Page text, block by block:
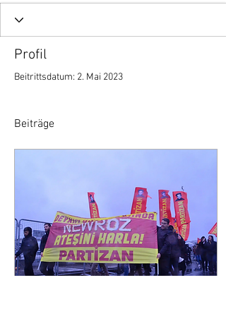
Profil
Beitrittsdatum: 2. Mai 2023
Beiträge